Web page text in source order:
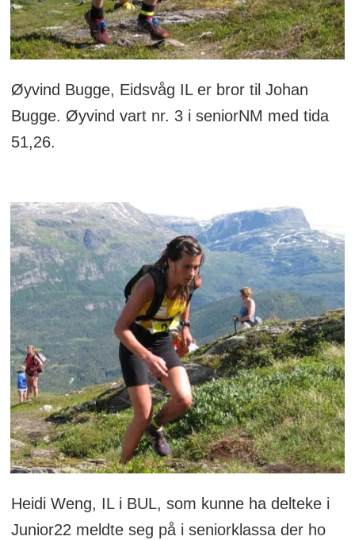
Øyvind Bugge, Eidsvåg IL er bror til Johan
Bugge. Øyvind vart nr. 3 i seniorNM med tida
51,26.
Heidi Weng, IL i BUL, som kunne ha delteke i
Junior22 meldte seg på i seniorklassa der ho